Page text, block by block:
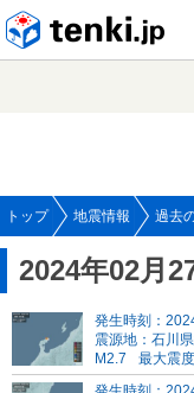
トップ 地震情報 過去
2024年02月
発生時刻：
震源地：石川
M2.7
最大震